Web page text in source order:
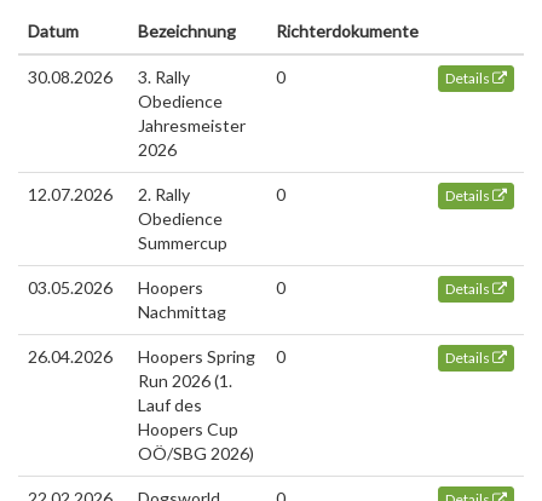
Datum Bezeichnung Richterdokumente
30.08.2026
3. Rally
Obedience
Jahresmeister
2026
0 Details
12.07.2026
2. Rally
Obedience
Summercup
0 Details
03.05.2026
Hoopers
Nachmittag
0 Details
26.04.2026
Hoopers Spring
Run 2026 (1.
Lauf des
Hoopers Cup
OÖ/SBG 2026)
0 Details